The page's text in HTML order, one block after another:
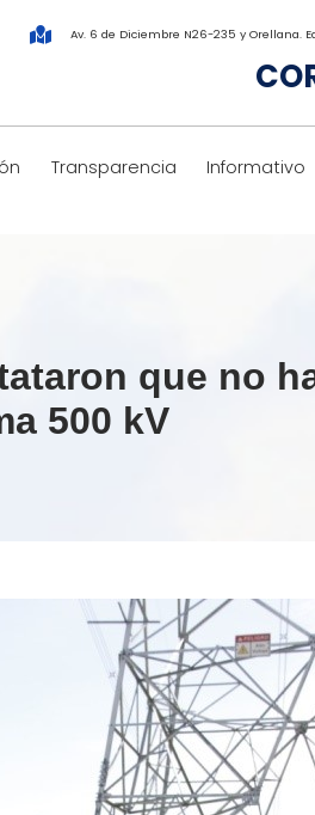
Av. 6 de Diciembre N26-235 y Orellana.
Transparencia Informativo
que no
500 kV